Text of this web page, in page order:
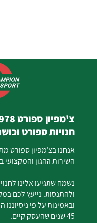
צ'מפיון ספורט since 1978
חנויות ספורט
אנחנו בצ'מפיון ספורט
השירות ההגון והמקצועי
נשמח שתגיעו אלינו
ולהתנסות. נייעץ לכם
ובאמינות על פי
45 שנים שהעסק קיים.